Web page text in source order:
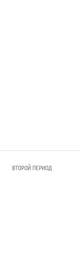
ВТОРОЙ ПЕРИОД